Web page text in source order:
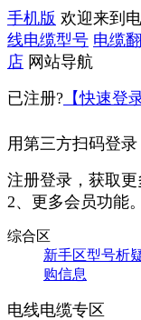
手机版 欢迎来到
线电缆型号 电缆
店 网站导航
已注册? 【快速登
用第三方扫码登录
注册登录，获取更
2、更多会员功能。
综合区
新手区型号析
购信息
电线电缆专区